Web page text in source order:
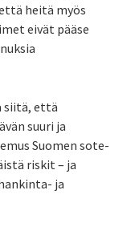
heitä myös
eivät pääse
siitä, että
suuri ja
Suomen sote-
riskit – ja
ja